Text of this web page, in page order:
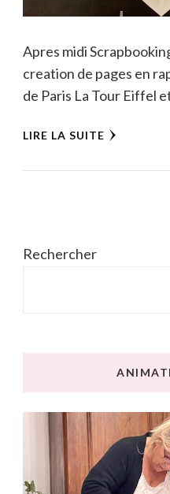
Apres midi
creation de pages en
de Paris La Tour Eiffel
LIRE LA SUITE
Rechercher